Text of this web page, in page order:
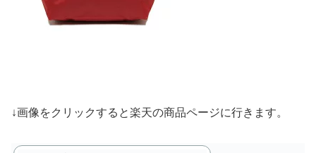
↓画像をクリックすると楽天の商品ページに行きます。